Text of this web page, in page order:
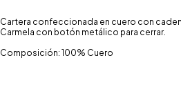
Cartera confeccionada en cuero con
Carmela con botón metálico para cerrar.
Composición: 100% Cuero